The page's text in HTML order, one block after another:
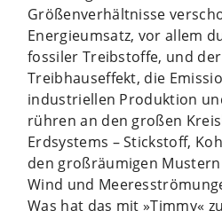
Größenverhältnisse
Energieumsatz, vor allem
fossiler Treibstoffe, und
Treibhauseffekt, die
industriellen Produktion
rühren an den großen
Erdsystems – Stickstoff,
den großräumigen
Wind und
Was hat das mit »Timmy«